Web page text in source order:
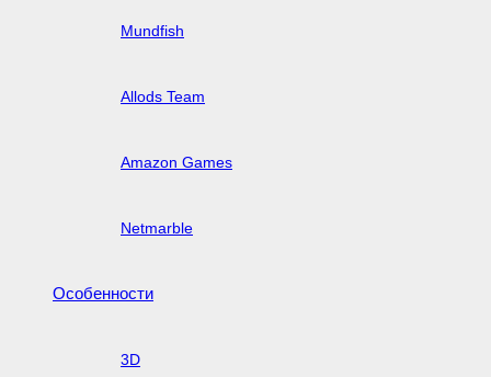
Mundfish
Allods Team
Amazon Games
Netmarble
Особенности
3D